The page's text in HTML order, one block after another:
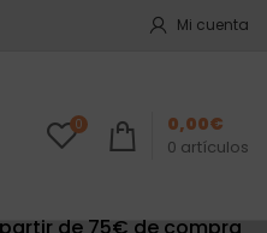
Mi cuenta
0
0 artículos
0,00€